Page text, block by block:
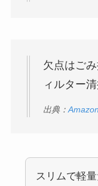
欠点はご
ィルター
出典：Amazon
スリムで軽